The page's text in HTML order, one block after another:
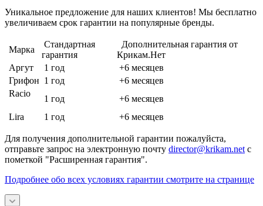
Уникальное предложение для наших клиентов! Мы бесплатно
увеличиваем срок гарантии на популярные бренды.
Марка
Стандартная
гарантия
Дополнительная гарантия от
Крикам.Нет
Аргут
1 год
+6 месяцев
Грифон 1 год
+6 месяцев
Racio
1 год
+6 месяцев
Lira
1 год +6 месяцев
Для получения дополнительной гарантии пожалуйста,
отправьте запрос на электронную почту director@krikam.net с
пометкой "Расширенная гарантия".
Подробнее обо всех условиях гарантии смотрите на странице